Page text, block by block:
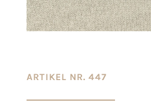
ARTIKEL NR. 447